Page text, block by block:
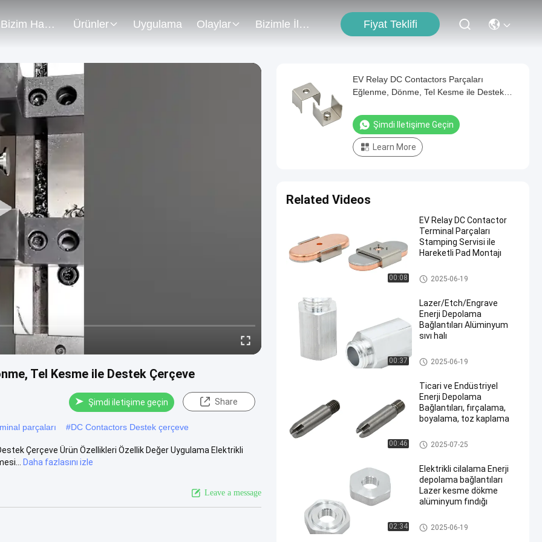
Bizim Hakkımızda Ürünler Uygulama Olaylar Bizimle İletişim Fiyat Teklifi
Tel Kesme ile Destek Çerçeve
Şimdi iletişime geçin Share
parçaları #DC Contactors Destek çerçeve
Çerçeve Ürün Özellikleri Özellik Değer Uygulama Elektrikli
Daha fazlasını izle
Leave a message
EV Relay DC Contactors Parçaları
Eğlenme, Dönme, Tel Kesme ile Destek
Şimdi Iletişime Geçin
Learn More
Related Videos
00:08
EV Relay DC Contactor
Terminal Parçaları
Stamping Servisi ile
Hareketli Pad Montajı
Kontakör terminal
2025-06-19
00:37
Lazer/Etch/Engrave
Enerji Depolama
Bağlantıları Alüminyum
sıvı halı
Enerji Depolama Konnektörleri
2025-06-19
00:46
Ticari ve Endüstriyel
Enerji Depolama
Bağlantıları, fırçalama,
boyalama, toz kaplama
Enerji Depolama Konnektörleri
2025-07-25
02:34
Elektrikli cilalama Enerji
depolama bağlantıları
Lazer kesme dökme
alüminyum fındığı
Enerji Depolama Konnektörleri
2025-06-19